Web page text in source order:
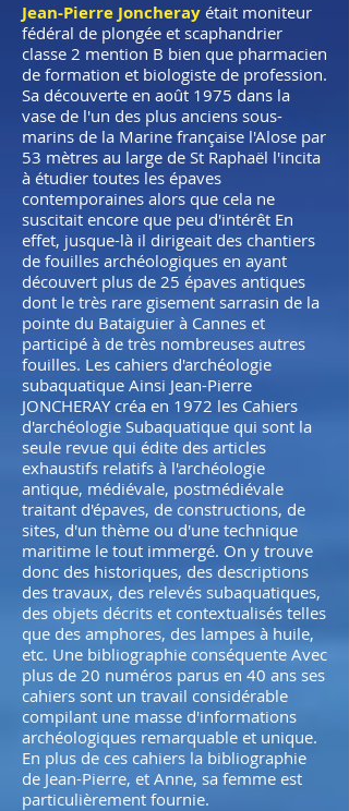
Jean-Pierre Joncheray était moniteur
fédéral de plongée et scaphandrier
classe 2 mention B bien que pharmacien
de formation et biologiste de profession.
Sa découverte en août 1975 dans la
vase de l'un des plus anciens sous-
marins de la Marine française l'Alose par
53 mètres au large de St Raphaël l'incita
à étudier toutes les épaves
contemporaines alors que cela ne
suscitait encore que peu d'intérêt En
effet, jusque-là il dirigeait des chantiers
de fouilles archéologiques en ayant
découvert plus de 25 épaves antiques
dont le très rare gisement sarrasin de la
pointe du Bataiguier à Cannes et
participé à de très nombreuses autres
fouilles. Les cahiers d'archéologie
subaquatique Ainsi Jean-Pierre
JONCHERAY créa en 1972 les Cahiers
d'archéologie Subaquatique qui sont la
seule revue qui édite des articles
exhaustifs relatifs à l'archéologie
antique, médiévale, postmédiévale
traitant d'épaves, de constructions, de
sites, d'un thème ou d'une technique
maritime le tout immergé. On y trouve
donc des historiques, des descriptions
des travaux, des relevés subaquatiques,
des objets décrits et contextualisés telles
que des amphores, des lampes à huile,
etc. Une bibliographie conséquente Avec
plus de 20 numéros parus en 40 ans ses
cahiers sont un travail considérable
compilant une masse d'informations
archéologiques remarquable et unique.
En plus de ces cahiers la bibliographie
de Jean-Pierre, et Anne, sa femme est
particulièrement fournie.